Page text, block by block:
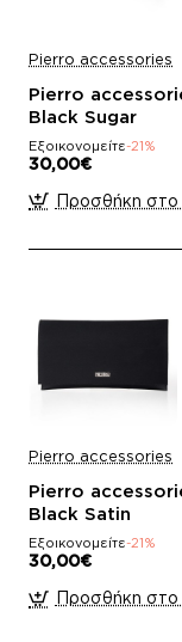
Pierro accessories
Pierro
Black Sugar
Εξοικονομείτε-21%
30,00€
Προσθήκη στο
Pierro accessories
Pierro
Black Satin
Εξοικονομείτε-21%
30,00€
Προσθήκη στο